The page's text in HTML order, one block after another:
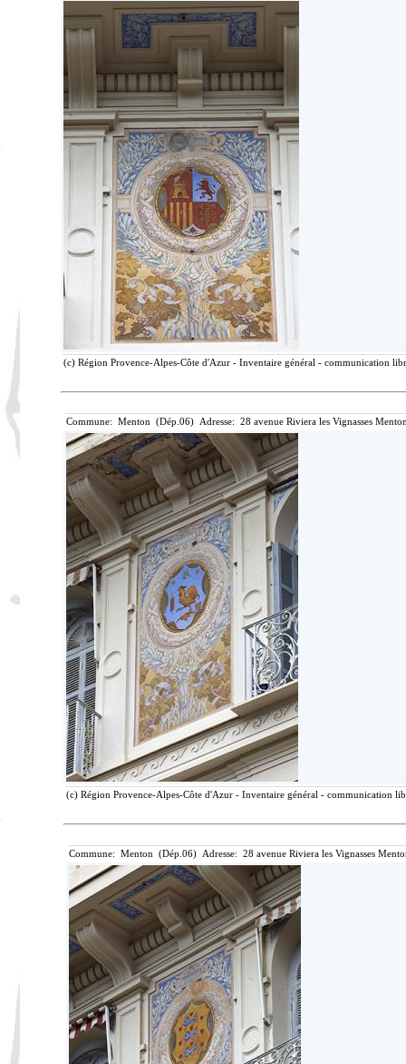
(c) Région Provence-Alpes-Côte d'Azur - Inventaire général - communication
Commune: Menton (Dép.06) Adresse: 28 avenue Riviera les Vignasses
(c) Région Provence-Alpes-Côte d'Azur - Inventaire général - communication
Commune: Menton (Dép.06) Adresse: 28 avenue Riviera les Vignasses